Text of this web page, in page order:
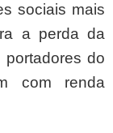
sociais mais
a perda da
do
com renda